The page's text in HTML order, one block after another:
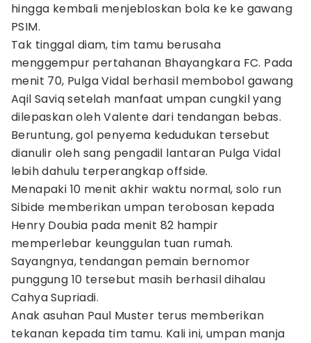
hingga kembali menjebloskan bola ke ke gawang
PSIM.
Tak tinggal diam, tim tamu berusaha
menggempur pertahanan Bhayangkara FC. Pada
menit 70, Pulga Vidal berhasil membobol gawang
Aqil Saviq setelah manfaat umpan cungkil yang
dilepaskan oleh Valente dari tendangan bebas.
Beruntung, gol penyema kedudukan tersebut
dianulir oleh sang pengadil lantaran Pulga Vidal
lebih dahulu terperangkap offside.
Menapaki 10 menit akhir waktu normal, solo run
Sibide memberikan umpan terobosan kepada
Henry Doubia pada menit 82 hampir
memperlebar keunggulan tuan rumah.
Sayangnya, tendangan pemain bernomor
punggung 10 tersebut masih berhasil dihalau
Cahya Supriadi.
Anak asuhan Paul Muster terus memberikan
tekanan kepada tim tamu. Kali ini, umpan manja